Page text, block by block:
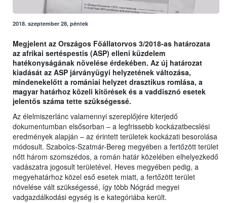
2018. szeptember 28, péntek
Megjelent az Országos Főállatorvos 3/2018-as határozata
az afrikai sertéspestis (ASP) elleni küzdelem
hatékonyságának növelése érdekében. Az új határozat
kiadását az ASP járványügyi helyzetének változása,
mindenekelőtt a romániai helyzet drasztikus romlása, a
magyar határhoz közeli kitörések és a vaddisznó esetek
jelentős száma tette szükségessé.
Az élelmiszerlánc valamennyi szereplőjére kiterjedő
dokumentumban elsősorban – a legfrissebb kockázatbecslési
eredmények alapján – az érintett területek kockázati besorolása
módosult. Szabolcs-Szatmár-Bereg megyében a fertőzött terület
nőtt három szomszédos, a román határ közelében elhelyezkedő
vadászatra jogosult területével. Heves megyében pedig, a
megyehatárhoz közel eső esetek miatt, a fertőzött terület
növelése vált szükségessé, így több Nógrád megyei
vadgazdálkodási egység is e kategóriába került.